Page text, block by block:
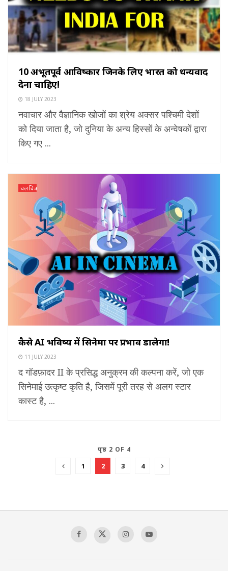
10 अभूतपूर्व आविष्कार जिनके लिए भारत को धन्यवाद
देना चाहिए!
18 JULY 2023
नवाचार और वैज्ञानिक खोजों का श्रेय अक्सर पश्चिमी देशों
को दिया जाता है, जो दुनिया के अन्य हिस्सों के अन्वेषकों द्वारा
किए गए ...
चलचित्र
कैसे AI भविष्य में सिनेमा पर प्रभाव डालेगा!
11 JULY 2023
द गॉडफ़ादर II के प्रसिद्ध अनुक्रम की कल्पना करें, जो एक
सिनेमाई उत्कृष्ट कृति है, जिसमें पूरी तरह से अलग स्टार
कास्ट है, ...
पृष्ठ 2 OF 4
1 2 3 4